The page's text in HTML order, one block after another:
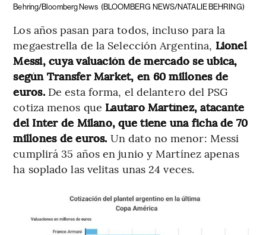
Behring/Bloomberg News (BLOOMBERG NEWS/NATALIE BEHRING)
Los años pasan para todos, incluso para la
megaestrella de la Selección Argentina, Lionel
Messi, cuya valuación de mercado se ubica,
según Transfer Market, en 60 millones de
euros. De esta forma, el delantero del PSG
cotiza menos que Lautaro Martínez, atacante
del Inter de Milano, que tiene una ficha de 70
millones de euros. Un dato no menor: Messi
cumplirá 35 años en junio y Martínez apenas
ha soplado las velitas unas 24 veces.